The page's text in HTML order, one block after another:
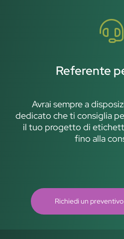
Referente
Avrai sempre a
dedicato che ti consiglia
il tuo progetto di
fino alla
Richiedi un